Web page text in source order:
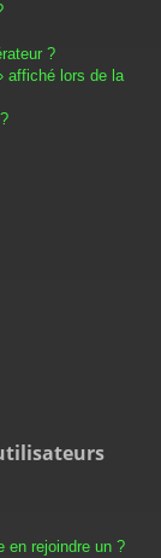
?
affiché lors de la
en rejoindre un ?